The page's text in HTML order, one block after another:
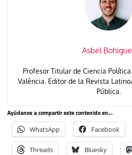
Asbel
Profesor Titular de Ciencia
València. Editor de la Revista
Pública.
Ayúdanos a compartir este contenido en...
WhatsApp Facebook
Threads Bluesky